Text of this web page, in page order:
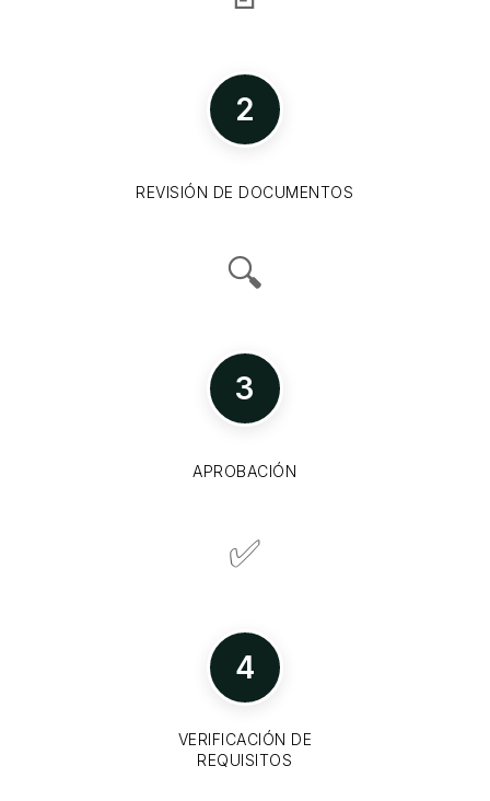
2
REVISIÓN DE DOCUMENTOS
🔍
3
APROBACIÓN
✅
4
VERIFICACIÓN DE
REQUISITOS